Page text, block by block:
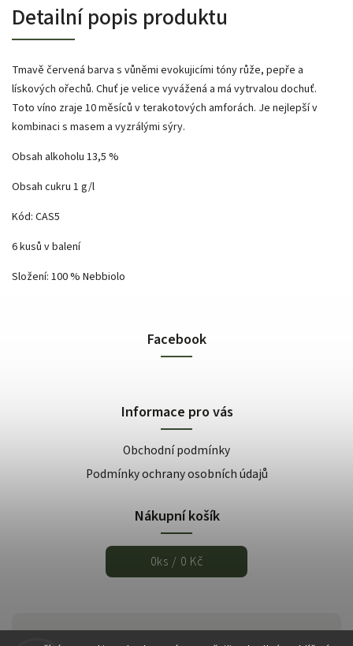
Detailní popis produktu
Tmavě červená barva s vůněmi evokujicími tóny růže, pepře a
lískových ořechů. Chuť je velice vyvážená a má vytrvalou dochuť.
Toto víno zraje 10 měsíců v terakotových amforách. Je nejlepší v
kombinaci s masem a vyzrálými sýry.
Obsah alkoholu 13,5 %
Obsah cukru 1 g/l
Kód: CAS5
6 kusů v balení
Složení: 100 % Nebbiolo
Facebook
Informace pro vás
Obchodní podmínky
Podmínky ochrany osobních údajů
Nákupní košík
0ks / 0 Kč